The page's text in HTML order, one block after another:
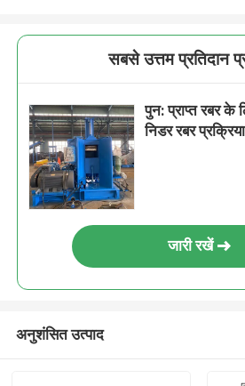
सबसे उत्तम प्रतिदान
पुन: प्राप्त रबर के
निडर रबर
जारी रखें
अनुशंसित उत्पाद